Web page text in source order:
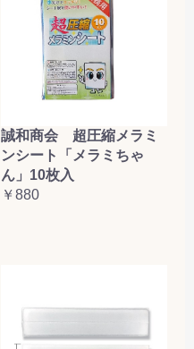
誠和商会 超圧縮メラミ
ンシート「メラミちゃ
ん」10枚入
￥880